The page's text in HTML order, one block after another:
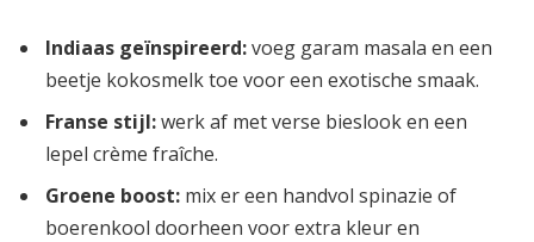
Indiaas geïnspireerd:voeg⁢ garam masala en een
beetje kokosmelk ‍toe ‍voor een⁢ exotische smaak.
Franse​ stijl:werk af met verse‌ bieslook en een
lepel crème fraîche.
Groene boost: mix er een handvol‍ spinazie of
boerenkool doorheen voor extra kleur en